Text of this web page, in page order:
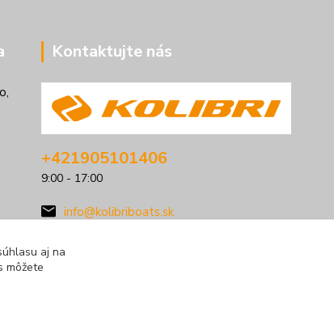
Kontaktujte nás
+421905101406
9:00 - 17:00
info@kolibriboats.sk
aj na
môžete